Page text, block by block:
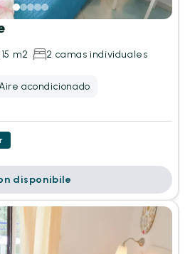
15 m2 2 camas individuales
acondicionado
disponibile